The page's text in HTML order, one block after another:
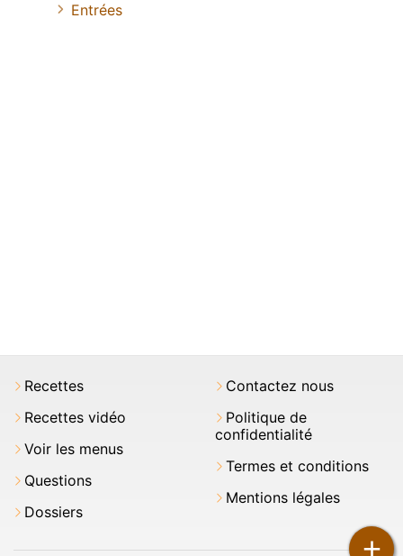
+
Entrées
Recettes
Recettes vidéo
Voir les menus
Questions
Dossiers
Contactez nous
Politique de
confidentialité
Termes et conditions
Mentions légales